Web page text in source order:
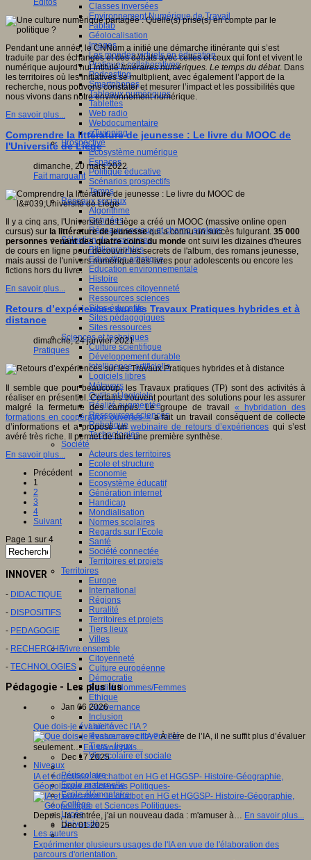
Classes inversées
Environnement Numérique de Travail
Fablab
Géolocalisation
Images
Les mondes virtuels en éducation
Pratiques collaboratives
Podcasting
Smartphones
Tableaux numériques
Tablettes
Web radio
Webdocumentaire
eTwinning
Prospective
Ecosystème numérique
Espaces
Politique éducative
Scénarios prospectifs
Temps
Réseaux sociaux
Algorithme
Données
Réseaux sociaux et champ scolaire
Sélection de ressources
Bibliographies
Education artistique
Education environnementale
Histoire
Ressources citoyenneté
Ressources sciences
Sites éducatifs
Sites pédagogiques
Sites ressources
Sciences et techniques
Culture scientifique
Développement durable
Intelligence artificielle
Logiciels libres
Métavers
Outils et logiciels
Réalité augmentée
Ressources sciences
Robotique
Technologies
Société
Acteurs des territoires
Ecole et structure
Economie
Ecosystème éducatif
Génération internet
Handicap
Mondialisation
Normes scolaires
Regards sur l’Ecole
Santé
Société connectée
Territoires et projets
Territoires
Europe
International
Régions
Ruralité
Territoires et projets
Tiers lieux
Villes
Vivre ensemble
Citoyenneté
Culture européenne
Démocratie
Egalité Hommes/Femmes
Ethique
Gouvernance
Inclusion
Laïcité
Ressources citoyenneté
Tiers - lieux
Vie scolaire et sociale
Niveaux
Périscolaire
Ecole maternelle
Ecole élémentaire
Collège
Lycée
Université
Les auteurs
Editos
Pendant une année, le CNNum a initié une démarche itinérante qui s’est
traduite par des échanges et des débats avec celles et ceux qui font et vivent le
numérique aujourd’hui intituléItinéraires numériques. Le temps du débat. Dans
les territoires où les initiatives se multiplient, avec également l’apport de la
recherche, nous pouvons constater et mesurer l’impact et les possibilités que
nous vivons dans notre environnement numérique.
En savoir plus...
Comprendre la littérature de jeunesse : Le livre du MOOC de
l'Université de Liège
dimanche, 20 mars 2022
Fait marquant
Il y a cinq ans, l'Université de Liège a créé un MOOC (massive online open
cursus) sur la littérature de jeunessequi a connu un succès fulgurant. 35 000
personnes venant des quatre coins du monde ont suivi les dizaines d'heures
de cours en ligne pour découvrir les secrets de l'album, des romans jeunesse,
mais aussi de l'univers numérique des livres pour adolescents ou encore les
fictions hors du livre.
En savoir plus...
Retours d’expériences sur les Travaux Pratiques hybrides et à
distance
dimanche, 24 janvier 2021
Pratiques
Il semble que pour beaucoup, les Travaux pratiques (TP) sont des activités à
réaliser en présentiel. Certains trouvent pourtant des solutions pour les assurer
malgré la fermeture des campus. Le groupe de travail « hybridation des
formations en coopération ouvertes »a fait un travail conséquent de collecte
d’informations et a proposé un webinaire de retours d’expériences qui s’est
avéré très riche. Il permet de faire une première synthèse.
En savoir plus...
Précédent
1
2
3
4
Suivant
Page 1 sur 4
INNOVER
- DIDACTIQUE
- DISPOSITIFS
- PEDAGOGIE
- RECHERCHE
- TECHNOLOGIES
Pédagogie - Les plus lus
Jan 06 2026
Que dois-je évaluer avec l'IA ?
À l’ère de l’IA, il ne suffit plus d’évaluer
seulement… En savoir plus...
Dec 17 2025
IA et éducation : le chatbot en HG et HGGSP- Histoire-Géographie,
Géopolitique et Sciences Politiques-
Depuis, la rentrée, j'ai un nouveau dada : m'amuser à… En savoir plus...
Dec 01 2025
Expérimenter plusieurs usages de l'IA en vue de l'élaboration des
parcours d'orientation.